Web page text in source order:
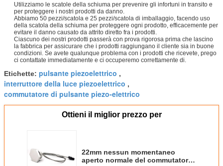
Utilizziamo le scatole della schiuma per prevenire gli infortuni in transito e
per proteggere i nostri prodotti da danno.
Abbiamo 50 pezzi/scatola e 25 pezzi/scatola di imballaggio, facendo uso
della scatola della schiuma per proteggere ogni prodotto, efficacemente per
evitare il danno causato da attrito diretto fra i prodotti.
Ciascuno dei nostri prodotti passerà con prova rigorosa prima che lascino
la fabbrica per assicurare che i prodotti raggiungano il cliente sia in buone
condizioni. Se avete qualunque problema con i prodotti che ricevete, prego
ci contattate immediatamente e ci occuperemo correttamente di.
Etichette: pulsante piezoelettrico ,
interruttore della luce piezoelettrico ,
commutatore di pulsante piezo-elettrico
Ottieni il miglior prezzo per
22mm nessun momentaneo
aperto normale del commutatore